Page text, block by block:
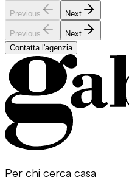
Previous Next
Previous
Next
Contatta l'agenzia
Per chi cerca casa